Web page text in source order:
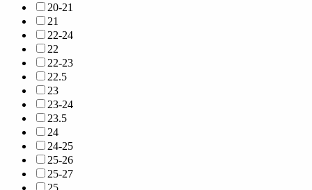
20-21
21
22-24
22
22-23
22.5
23
23-24
23.5
24
24-25
25-26
25-27
25